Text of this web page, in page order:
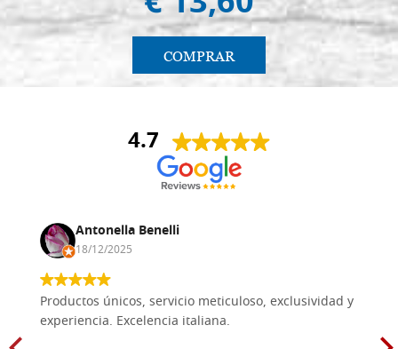
COMPRAR
4.7
Antonella Benelli
18/12/2025
Productos únicos, servicio meticuloso, exclusividad y
experiencia. Excelencia italiana.